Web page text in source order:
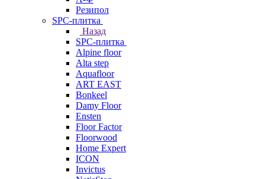
Резипол
SPC-плитка
Назад
SPC-плитка
Alpine floor
Alta step
Aquafloor
ART EAST
Bonkeel
Damy Floor
Ensten
Floor Factor
Floorwood
Home Expert
ICON
Invictus